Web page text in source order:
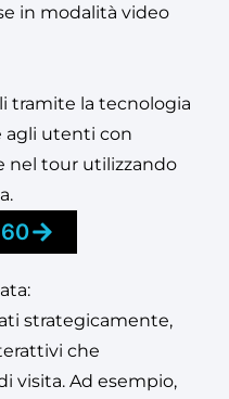
in modalità video
tramite la tecnologia
agli utenti con
nel tour utilizzando
strategicamente,
che
visita. Ad esempio,